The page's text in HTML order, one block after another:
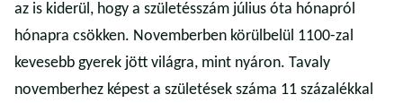
az is kiderül, hogy a születésszám július óta hónapról
hónapra csökken. Novemberben körülbelül 1100-zal
kevesebb gyerek jött világra, mint nyáron. Tavaly
novemberhez képest a születések száma 11 százalékkal